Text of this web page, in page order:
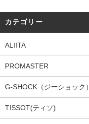
カテゴリー
ALIITA
PROMASTER
G-SHOCK（ジーショック）
TISSOT(ティソ)